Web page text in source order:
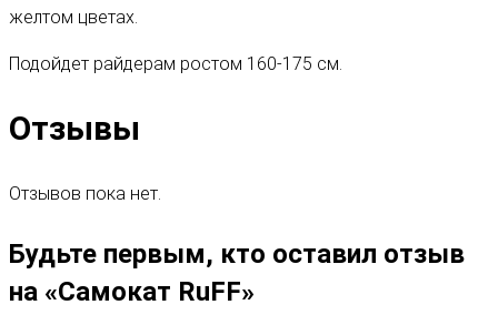
желтом цветах.
Подойдет райдерам ростом 160-175 см.
Отзывы
Отзывов пока нет.
Будьте первым, кто оставил отзыв
на «Самокат RuFF»